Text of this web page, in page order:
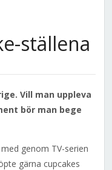
ställena
Vill man uppleva
bör man bege
genom TV-serien
gärna cupcakes